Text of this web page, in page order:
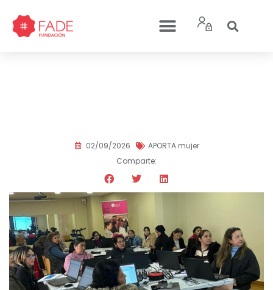
02/09/2026
APORTA mujer
Comparte: